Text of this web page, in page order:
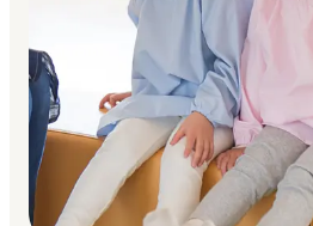
閲覧履歴
お気に入り
見学日記